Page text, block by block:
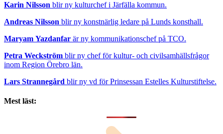
Karin Nilsson blir ny kulturchef i Järfälla kommun.
Andreas Nilsson blir ny konstnärlig ledare på Lunds konsthall.
Maryam Yazdanfar är ny kommunikationschef på TCO.
Petra Weckström blir ny chef för kultur- och civilsamhällsfrågor
inom Region Örebro län.
Lars Strannegård blir ny vd för Prinsessan Estelles Kulturstiftelse.
Mest läst: